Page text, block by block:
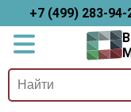
+7 (499) 283-94-